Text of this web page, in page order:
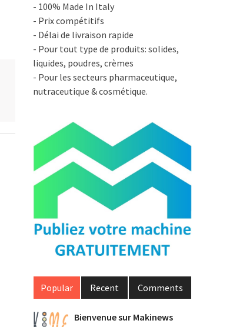
- 100% Made In Italy
- Prix compétitifs
- Délai de livraison rapide
- Pour tout type de produits: solides,
liquides, poudres, crèmes
- Pour les secteurs pharmaceutique,
nutraceutique & cosmétique.
Popular Recent Comments
Bienvenue sur Makinews